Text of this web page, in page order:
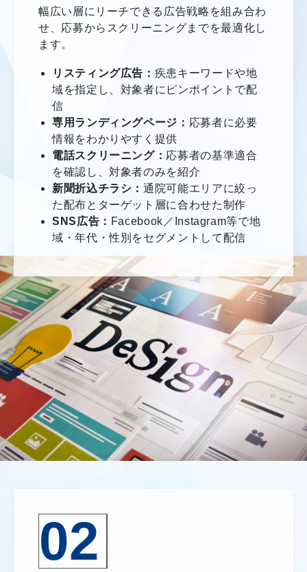
幅広い層にリーチできる広告戦略を組み合わ
せ、応募からスクリーニングまでを最適化し
ます。
リスティング広告： 疾患キーワードや地
域を指定し、対象者にピンポイントで配
信
専用ランディングページ： 応募者に必要
情報をわかりやすく提供
電話スクリーニング： 応募者の基準適合
を確認し、対象者のみを紹介
新聞折込チラシ：通院可能エリアに絞っ
た配布とターゲット層に合わせた制作
SNS広告： Facebook／Instagram等で地
域・年代・性別をセグメントして配信
02